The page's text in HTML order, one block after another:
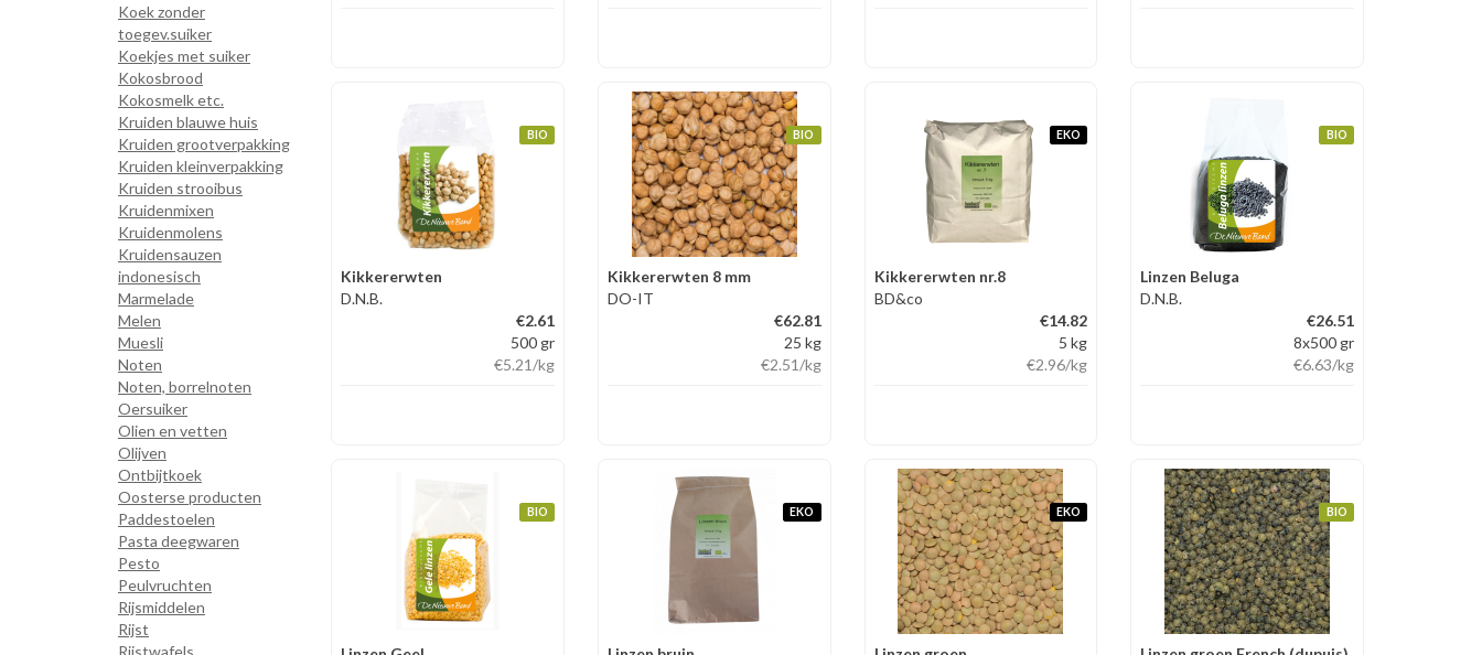
Koek zonder
toegev.suiker
Koekjes met suiker
Kokosbrood
Kokosmelk etc.
Kruiden blauwe huis
Kruiden grootverpakking
Kruiden kleinverpakking
Kruiden strooibus
Kruidenmixen
Kruidenmolens
Kruidensauzen
indonesisch
Marmelade
Melen
Muesli
Noten
Noten, borrelnoten
Oersuiker
Olien en vetten
Olijven
Ontbijtkoek
Oosterse producten
Paddestoelen
Pasta deegwaren
Pesto
Peulvruchten
Rijsmiddelen
Rijst
Rijstwafels
BIO
Kikkererwten
D.N.B.
€2.61
500 gr
€5.21/kg
BIO
Kikkererwten 8 mm
DO-IT
€62.81
25 kg
€2.51/kg
EKO
Kikkererwten nr.8
BD&co
€14.82
5 kg
€2.96/kg
BIO
Linzen Beluga
D.N.B.
€26.51
8x500 gr
€6.63/kg
BIO EKO EKO BIO